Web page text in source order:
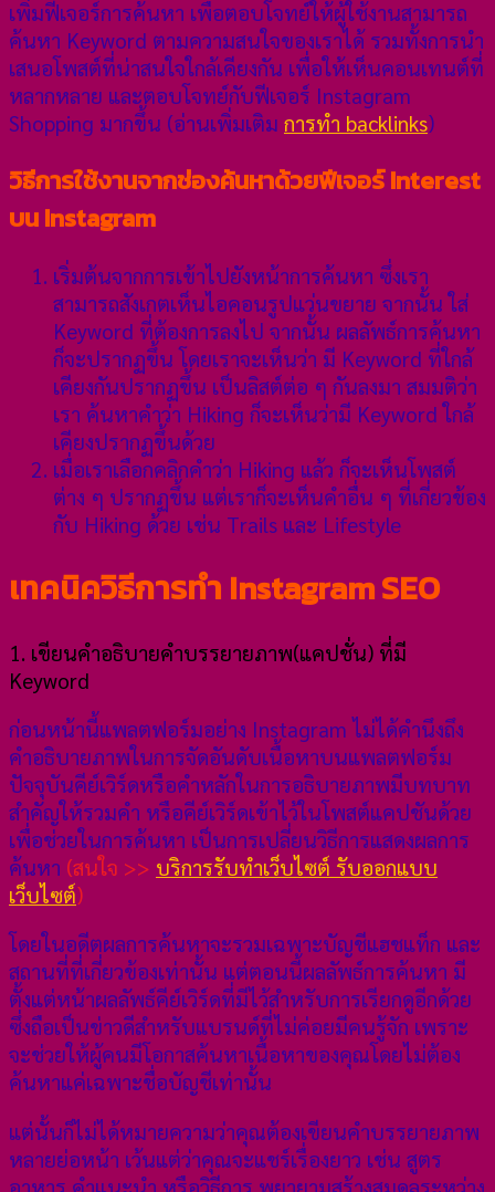
เพิ่มฟีเจอร์การค้นหา เพื่อตอบโจทย์ให้ผู้ใช้งานสามารถ
ค้นหา Keyword ตามความสนใจของเราได้ รวมทั้งการนำ
เสนอโพสต์ที่น่าสนใจใกล้เคียงกัน เพื่อให้เห็นคอนเทนต์ที่
หลากหลาย และตอบโจทย์กับฟีเจอร์ Instagram
Shopping มากขึ้น (อ่านเพิ่มเติม การทำ backlinks)
วิธีการใช้งานจากช่องค้นหาด้วยฟีเจอร์ Interest
บน Instagram
เริ่มต้นจากการเข้าไปยังหน้าการค้นหา ซึ่งเรา
สามารถสังเกตเห็นไอคอนรูปแว่นขยาย จากนั้น ใส่
Keyword ที่ต้องการลงไป จากนั้น ผลลัพธ์การค้นหา
ก็จะปรากฏขึ้น โดยเราจะเห็นว่า มี Keyword ที่ใกล้
เคียงกันปรากฏขึ้น เป็นลิสต์ต่อ ๆ กันลงมา สมมติว่า
เรา ค้นหาคำว่า Hiking ก็จะเห็นว่ามี Keyword ใกล้
เคียงปรากฏขึ้นด้วย
เมื่อเราเลือกคลิกคำว่า Hiking แล้ว ก็จะเห็นโพสต์
ต่าง ๆ ปรากฏขึ้น แต่เราก็จะเห็นคำอื่น ๆ ที่เกี่ยวข้อง
กับ Hiking ด้วย เช่น Trails และ Lifestyle
เทคนิควิธีการทำ Instagram SEO
1. เขียนคำอธิบายคำบรรยายภาพ(แคปชั่น) ที่มี
Keyword
ก่อนหน้านี้แพลตฟอร์มอย่าง Instagram ไม่ได้คำนึงถึง
คำอธิบายภาพในการจัดอันดับเนื้อหาบนแพลตฟอร์ม
ปัจจุบันคีย์เวิร์ดหรือคำหลักในการอธิบายภาพมีบทบาท
สำคัญให้รวมคำ หรือคีย์เวิร์ดเข้าไว้ในโพสต์แคปชันด้วย
เพื่อช่วยในการค้นหา เป็นการเปลี่ยนวิธีการแสดงผลการ
ค้นหา (สนใจ >> บริการรับทำเว็บไซต์ รับออกแบบ
เว็บไซต์)
โดยในอดีตผลการค้นหาจะรวมเฉพาะบัญชีแฮชแท็ก และ
สถานที่ที่เกี่ยวข้องเท่านั้น แต่ตอนนี้ผลลัพธ์การค้นหา มี
ตั้งแต่หน้าผลลัพธ์คีย์เวิร์ดที่มีไว้สําหรับการเรียกดูอีกด้วย
ซึ่งถือเป็นข่าวดีสําหรับแบรนด์ที่ไม่ค่อยมีคนรู้จัก เพราะ
จะช่วยให้ผู้คนมีโอกาสค้นหาเนื้อหาของคุณโดยไม่ต้อง
ค้นหาแค่เฉพาะชื่อบัญชีเท่านั้น
แต่นั้นก็ไม่ได้หมายความว่าคุณต้องเขียนคำบรรยายภาพ
หลายย่อหน้า เว้นแต่ว่าคุณจะแชร์เรื่องยาว เช่น สูตร
อาหาร คำแนะนำ หรือวิธีการ พยายามสร้างสมดุลระหว่าง